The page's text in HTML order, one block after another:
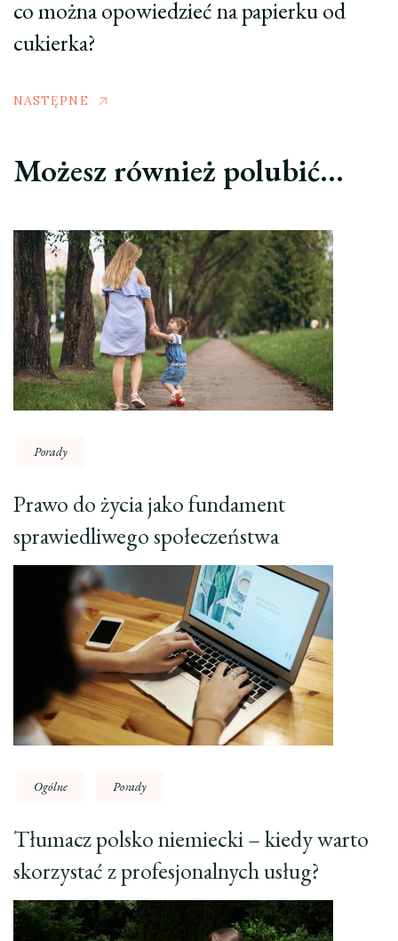
co można opowiedzieć na papierku od
cukierka?
NASTĘPNE
Możesz również polubić…
Porady
Prawo do życia jako fundament
sprawiedliwego społeczeństwa
Ogólne Porady
Tłumacz polsko niemiecki – kiedy warto
skorzystać z profesjonalnych usług?